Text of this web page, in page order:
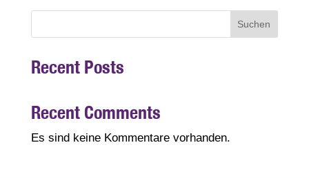
Suchen
Recent Posts
Recent Comments
Es sind keine Kommentare vorhanden.